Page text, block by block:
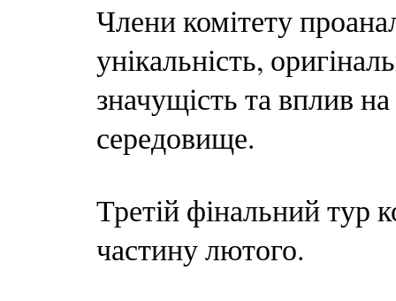
Члени комітету
унікальність,
значущість та вплив
середовище.
Третій фінальний тур
частину лютого.